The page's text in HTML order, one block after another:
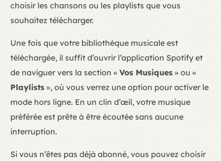
choisir les chansons ou les playlists que vous
souhaitez télécharger.
Une fois que votre bibliothèque musicale est
téléchargée, il suffit d’ouvrir l’application Spotify et
de naviguer vers la section «Vos Musiques » ou «
Playlists », où vous verrez une option pour activer le
mode hors ligne. En un clin d’œil, votre musique
préférée est prête à être écoutée sans aucune
interruption.
Si vous n’êtes pas déjà abonné, vous pouvez choisir